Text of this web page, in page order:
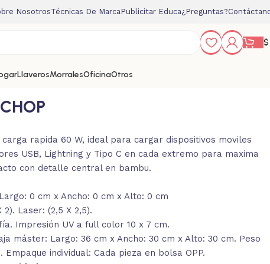
NosotrosTécnicas De MarcaPublicitar Educa¿Preguntas?
$
LlaverosMorralesOficinaOtros
rapida 60 W, ideal para cargar dispositivos moviles
USB, Lightning y Tipo C en cada extremo para maxima
con detalle central en bambu.
0 cm x Ancho: 0 cm x Alto: 0 cm
Laser: (2,5 X 2,5).
Impresión UV a full color 10 x 7 cm.
máster: Largo: 36 cm x Ancho: 30 cm x Alto: 30 cm. Peso
Empaque individual: Cada pieza en bolsa OPP.